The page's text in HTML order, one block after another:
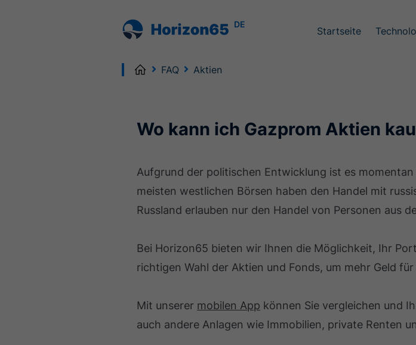
DE
Startseite
HomeFAQ Aktien
Wo kann ich Gazprom Aktien
Aufgrund der politischen Entwicklung ist es
meisten westlichen Börsen haben den Handel mit
Russland erlauben nur den Handel von Personen aus
Bei Horizon65 bieten wir Ihnen die Möglichkeit, Ihr
richtigen Wahl der Aktien und Fonds, um mehr Geld
Mit unserer mobilen App können Sie vergleichen und
auch andere Anlagen wie Immobilien, private Renten